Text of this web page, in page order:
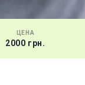
ЦЕНА
2000 грн.